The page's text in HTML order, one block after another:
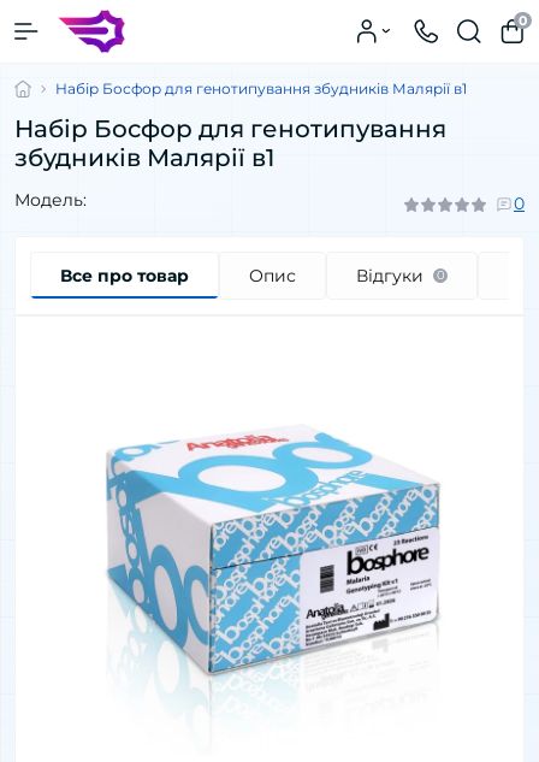
0
Набір Босфор для генотипування збудників Малярії в1
Набір Босфор для генотипування
збудників Малярії в1
Модель: 0
Все про товар Опис Відгуки 0